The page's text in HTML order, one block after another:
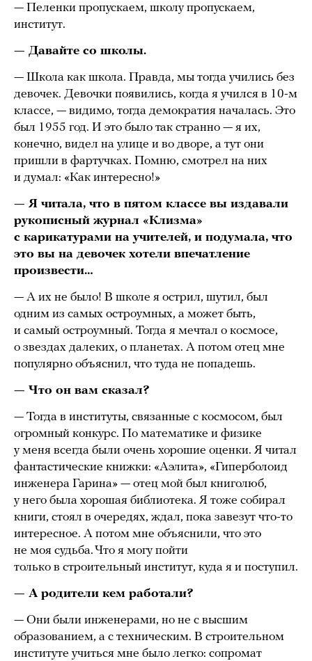
— Пеленки пропускаем, школу пропускаем,
институт.
— Давайте со школы.
— Школа как школа. Правда, мы тогда учились без
девочек. Девочки появились, когда я учился в 10-м
классе, — видимо, тогда демократия началась. Это
был 1955 год. И это было так странно — я их,
конечно, видел на улице и во дворе, а тут они
пришли в фартучках. Помню, смотрел на них
и думал: «Как интересно!»
— Я читала, что в пятом классе вы издавали
рукописный журнал «Клизма»
с карикатурами на учителей, и подумала, что
это вы на девочек хотели впечатление
произвести…
— А их не было! В школе я острил, шутил, был
одним из самых остроумных, а может быть,
и самый остроумный. Тогда я мечтал о космосе,
о звездах далеких, о планетах. А потом отец мне
популярно объяснил, что туда не попадешь.
— Что он вам сказал?
— Тогда в институты, связанные с космосом, был
огромный конкурс. По математике и физике
у меня всегда были очень хорошие оценки. Я читал
фантастические книжки: «Аэлита», «Гиперболоид
инженера Гарина» — отец мой был книголюб,
у него была хорошая библиотека. Я тоже собирал
книги, стоял в очередях, ждал, пока завезут что-то
интересное. А потом мне объяснили, что это
не моя судьба. Что я могу пойти
только в строительный институт, куда я и поступил.
— А родители кем работали?
— Они были инженерами, но не с высшим
образованием, а с техническим. В строительном
институте учиться мне было легко: сопромат